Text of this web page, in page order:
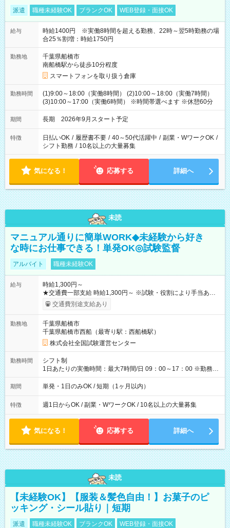
派遣 職種未経験OK ブランクOK WEB登録・面接OK
給与
時給1400円 ※実働8時間を超える勤務、22時～翌5時勤務の場
合25％割増：時給1750円
勤務地
千葉県船橋市
南船橋駅から徒歩10分程度
スマートフォンを取り扱う倉庫
勤務時間
(1)9:00～18:00（実働8時間） (2)10:00～18:00（実働7時間）
(3)10:00～17:00（実働6時間） ※時間帯選べます ※休憩60分
期間 長期 2026年9月スタート予定
特徴 日払いOK / 履歴書不要 / 40～50代活躍中 / 副業・WワークOK /
シフト勤務 / 10名以上の大量募集
気になる！ 応募する 詳細へ
未読
マニュアル通りに簡単WORK◆未経験から好き
な時にお仕事できる！単発OK◎試験監督
アルバイト 職種未経験OK
給与
時給1,300円～
★交通費一部支給 時給1,300円～ ※試験・役割により手当あり
※勤務回数により昇給あり 【即給（前払い）オプションあ
り！】 希望される場合、勤務から1週間ほどで給与の一部を受け
例】 ・河合塾模擬試験 8:30～17:30（休憩1時間） 時給1,300円
×8時間＝日収10,400円＋交通費 ※当日の役割により時給＋100
円の場合あり ・国家試験 7:00～13:30（休憩なし） 時給1,300
円（役割手当＋100円）×6時間＝日収8,400円＋交通費 【試用期
間】試用期間なし
交通費別途支給あり
勤務地
千葉県船橋市
千葉県船橋市西船（最寄り駅：西船橋駅）
株式会社全国試験運営センター
勤務時間
シフト制
1日あたりの実働時間：最大7時間/日 09：00～17：00 ※勤務時
間は 試験により異なります。
期間 単発・1日のみOK / 短期（1ヶ月以内）
特徴 週1日からOK / 副業・WワークOK / 10名以上の大量募集
気になる！ 応募する 詳細へ
未読
【未経験OK】【服装＆髪色自由！】お菓子のピ
ッキング・シール貼り｜短期
派遣 職種未経験OK ブランクOK WEB登録・面接OK